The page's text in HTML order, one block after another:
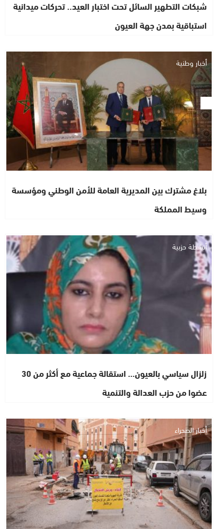
شبكات التطهير السائل تحت اختبار العيد.. تحركات ميدانية
استباقية بمدن جهة العيون
أخبار وطنية
بلاغ مشترك بين المديرية العامة للأمن الوطني ومؤسسة
وسيط المملكة
أنشطة حزبية
زلزال سياسي بالعيون… استقالة جماعية مع أكثر من 30
عضوا من حزب العدالة والتنمية
أخبار الصحراء